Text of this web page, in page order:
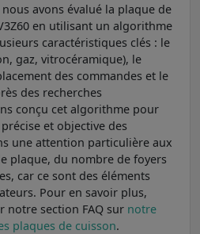
avons évalué la plaque de
en utilisant un algorithme
caractéristiques clés : le
gaz, vitrocéramique), le
des commandes et le
des recherches
conçu cet algorithme pour
et objective des
une attention particulière aux
plaque, du nombre de foyers
car ce sont des éléments
Pour en savoir plus,
notre section FAQ sur notre
plaques de cuisson.